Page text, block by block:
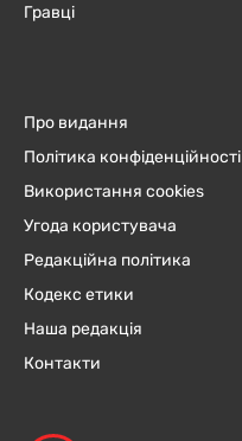
Гравці
Про видання
Політика конфіденційності
Використання cookies
Угода користувача
Редакційна політика
Кодекс етики
Наша редакція
Контакти